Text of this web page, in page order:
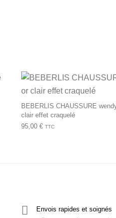
BEBERLIS CHAUSSURE
clair effet craquelé
95,00 € TTC
Envois rapides et soignés